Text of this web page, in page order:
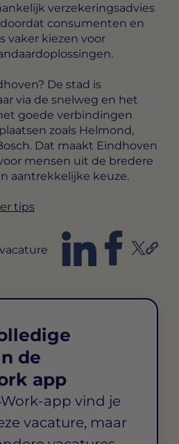
verzekeringsadvies
consumenten en
vaker kiezen voor
De stad is
via de snelweg en het
goede verbindingen
zoals Helmond,
Dat maakt Eindhoven
mensen uit de bredere
aantrekkelijke keuze.
tips
de
app
app vind je
vacature, maar